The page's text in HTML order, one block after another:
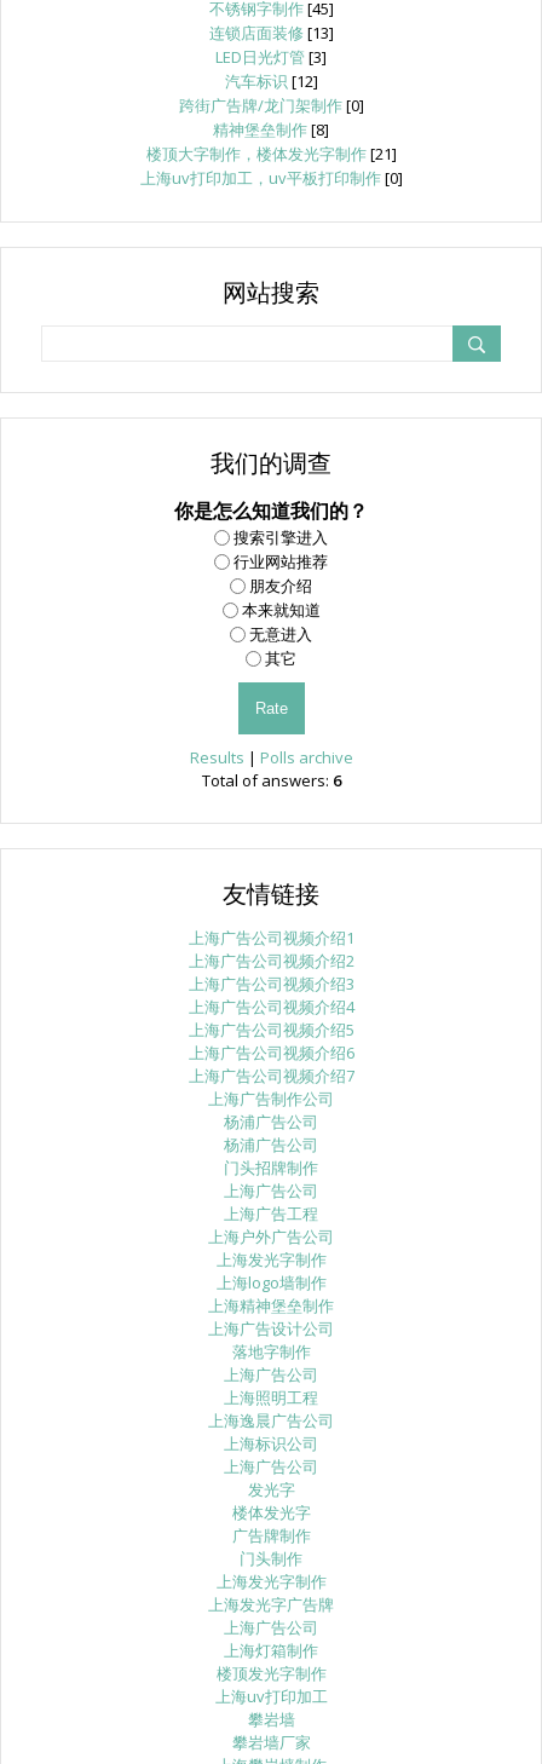
不锈钢字制作[45]
连锁店面装修 [13]
LED日光灯管[3]
汽车标识 [12]
跨街广告牌/龙门架制作[0]
精神堡垒制作[8]
楼顶大字制作，楼体发光字制作[21]
上海uv打印加工，uv平板打印制作[0]
网站搜索
我们的调查
你是怎么知道我们的？
搜索引擎进入
行业网站推荐
朋友介绍
本来就知道
无意进入
其它
Results | Polls archive
Total of answers: 6
友情链接
上海广告公司视频介绍1
上海广告公司视频介绍2
上海广告公司视频介绍3
上海广告公司视频介绍4
上海广告公司视频介绍5
上海广告公司视频介绍6
上海广告公司视频介绍7
上海广告制作公司
杨浦广告公司
杨浦广告公司
门头招牌制作
上海广告公司
上海广告工程
上海户外广告公司
上海发光字制作
上海logo墙制作
上海精神堡垒制作
上海广告设计公司
落地字制作
上海广告公司
上海照明工程
上海逸晨广告公司
上海标识公司
上海广告公司
发光字
楼体发光字
广告牌制作
门头制作
上海发光字制作
上海发光字广告牌
上海广告公司
上海灯箱制作
楼顶发光字制作
上海uv打印加工
攀岩墙
攀岩墙厂家